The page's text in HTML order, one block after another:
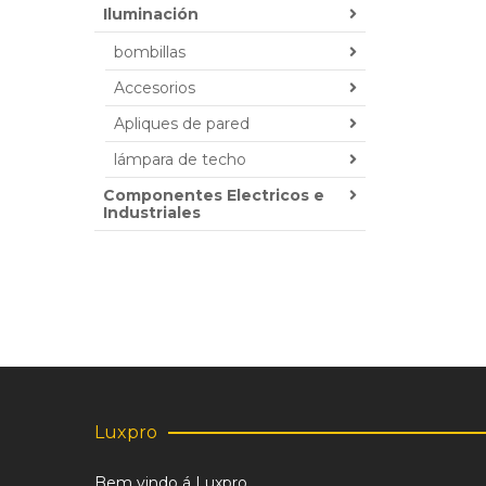
Iluminación
bombillas
Accesorios
Apliques de pared
lámpara de techo
Componentes Electricos e
Industriales
Luxpro